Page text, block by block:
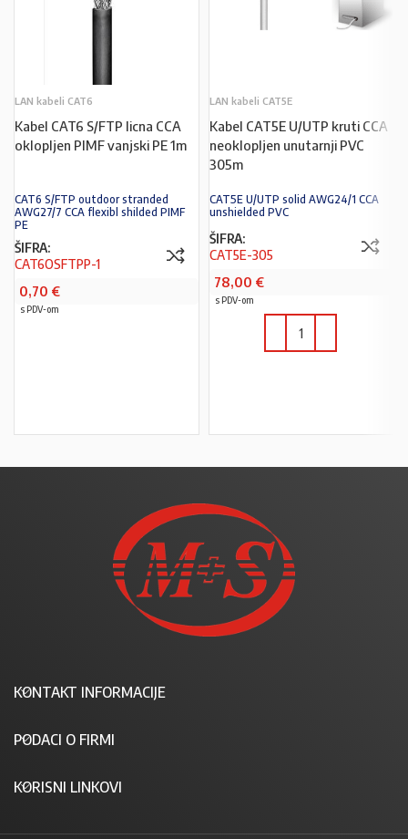
LAN kabeli CAT6
Kabel CAT6 S/FTP licna CCA
oklopljen PIMF vanjski PE 1m
CAT6 S/FTP outdoor stranded
AWG27/7 CCA flexibl shilded PIMF
PE
ŠIFRA:
CAT6OSFTPP-1
0,70 €
s PDV-om
LAN kabeli CAT5E
Kabel CAT5E U/UTP kruti CCA
neoklopljen unutarnji PVC
305m
CAT5E U/UTP solid AWG24/1 CCA
unshielded PVC
ŠIFRA:
CAT5E-305
78,00 €
s PDV-om
KONTAKT INFORMACIJE
PODACI O FIRMI
KORISNI LINKOVI